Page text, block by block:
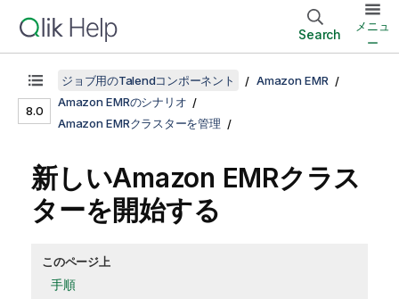
Search
メニュ
ー
8.0
ジョブ用のTalendコンポーネント
Amazon EMR
Amazon EMRのシナリオ
Amazon EMRクラスターを管理
新しいAmazon EMRクラス
ターを開始する
このページ上
手順